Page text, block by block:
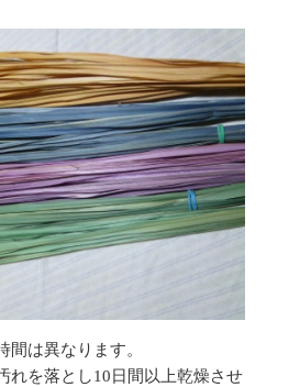
間は異なります。
れを落とし10日間以上乾燥させ